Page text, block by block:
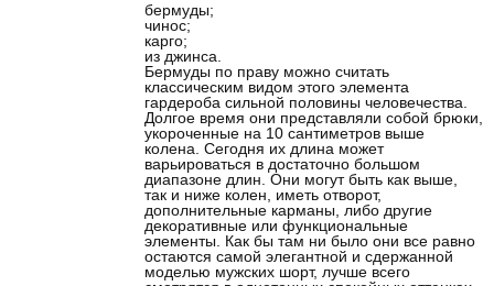
бермуды;
чинос;
карго;
из джинса.
Бермуды по праву можно считать
классическим видом этого элемента
гардероба сильной половины человечества.
Долгое время они представляли собой брюки,
укороченные на 10 сантиметров выше
колена. Сегодня их длина может
варьироваться в достаточно большом
диапазоне длин. Они могут быть как выше,
так и ниже колен, иметь отворот,
дополнительные карманы, либо другие
декоративные или функциональные
элементы. Как бы там ни было они все равно
остаются самой элегантной и сдержанной
моделью мужских шорт, лучше всего